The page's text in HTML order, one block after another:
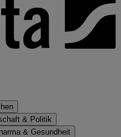
& Politik
& Gesundheit